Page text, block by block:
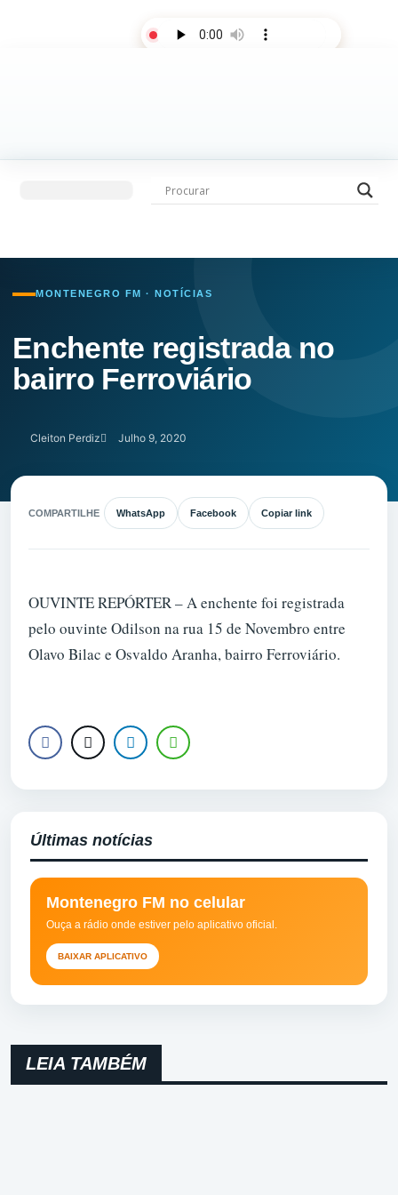
MONTENEGRO FM · NOTÍCIAS
Enchente registrada no
bairro Ferroviário
Cleiton Perdiz Julho 9, 2020
COMPARTILHE WhatsApp Facebook Copiar link
OUVINTE REPÓRTER – A enchente foi registrada
pelo ouvinte Odilson na rua 15 de Novembro entre
Olavo Bilac e Osvaldo Aranha, bairro Ferroviário.
Últimas notícias
Montenegro FM no celular
Ouça a rádio onde estiver pelo aplicativo oficial.
BAIXAR APLICATIVO
LEIA TAMBÉM